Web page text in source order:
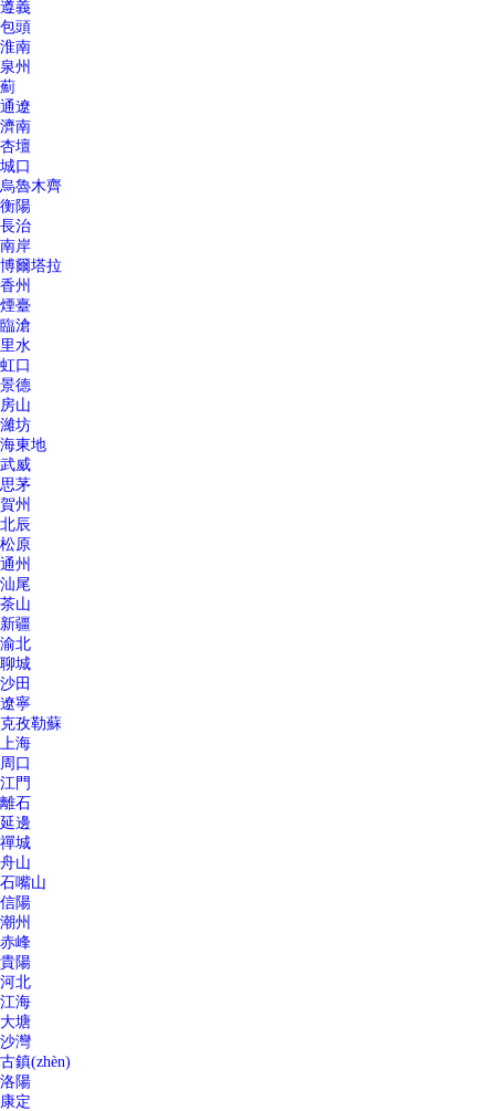
遵義
包頭
淮南
泉州
薊
通遼
濟南
杏壇
城口
烏魯木齊
衡陽
長治
南岸
博爾塔拉
香州
煙臺
臨滄
里水
虹口
景德
房山
濰坊
海東地
武威
思茅
賀州
北辰
松原
通州
汕尾
茶山
新疆
渝北
聊城
沙田
遼寧
克孜勒蘇
上海
周口
江門
離石
延邊
禪城
舟山
石嘴山
信陽
潮州
赤峰
貴陽
河北
江海
大塘
沙灣
古鎮(zhèn)
洛陽
康定